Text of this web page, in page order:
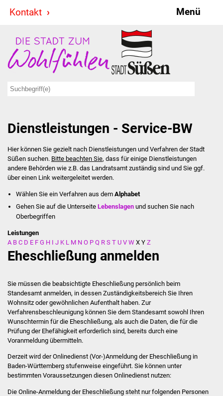
Kontakt Menü
Stadt & Politik
Bürgermeister
Ausschüsse
Ratsinformationssystem
Jugendbeirat
Summerrockfestival
Stadtverwaltung
Behördenwegweiser
Stellenangebote
Veröffentlichungen
Dienstleistungen - Service-BW
Hier können Sie gezielt nach Dienstleistungen und Verfahren der Stadt
Süßen suchen. Bitte beachten Sie, dass für einige Dienstleistungen
andere Behörden wie z.B. das Landratsamt zuständig sind und Sie ggf.
über einen Link weitergeleitet werden.
Wählen Sie ein Verfahren aus dem Alphabet
Gehen Sie auf die UnterseiteLebenslagen und suchen Sie nach
Oberbegriffen
Leistungen
A B C D E F G H I J K L M N O P Q R S T U V W X Y Z
Eheschließung anmelden
Sie müssen die beabsichtigte Eheschließung persönlich beim
Standesamt anmelden, in dessen Zuständigkeitsbereich Sie Ihren
Wohnsitz oder gewöhnlichen Aufenthalt haben. Zur
Verfahrensbeschleunigung können Sie dem Standesamt sowohl Ihren
Wunschtermin für die Eheschließung, als auch die Daten, die für die
Prüfung der Ehefähigkeit erforderlich sind, bereits durch eine
Voranmeldung übermitteln.
Derzeit wird der Onlinedienst (Vor-)Anmeldung der Eheschließung in
Baden-Württemberg stufenweise eingeführt. Sie können unter
bestimmten Voraussetzungen diesen Onlinedienst nutzen:
Die Online-Anmeldung der Eheschließung steht nur folgenden Personen